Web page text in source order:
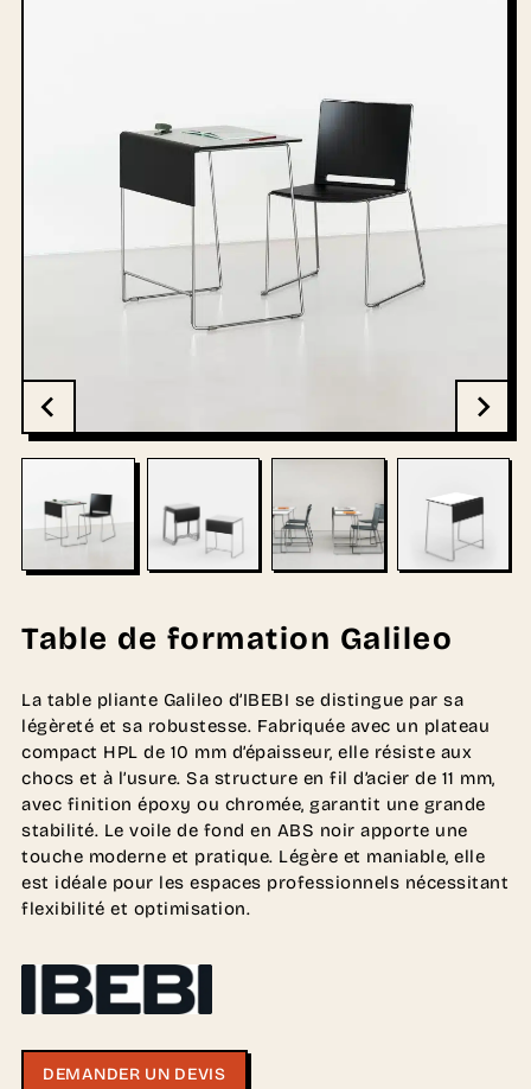
Table de formation Galileo
La table pliante Galileo d’IBEBI se distingue par sa
légèreté et sa robustesse. Fabriquée avec un plateau
compact HPL de 10 mm d’épaisseur, elle résiste aux
chocs et à l’usure. Sa structure en fil d’acier de 11 mm,
avec finition époxy ou chromée, garantit une grande
stabilité. Le voile de fond en ABS noir apporte une
touche moderne et pratique. Légère et maniable, elle
est idéale pour les espaces professionnels nécessitant
flexibilité et optimisation.
DEMANDER UN DEVIS